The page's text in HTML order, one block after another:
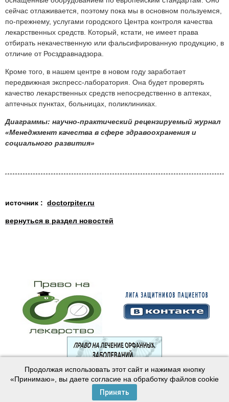
сейчас отлаживается, поэтому пока мы в основном пользуемся,
по-прежнему, услугами городского Центра контроля качества
лекарственных средств. Который, кстати, не имеет права
отбирать некачественную или фальсифированную продукцию, в
отличие от Росздравнадзора.
Кроме того, в нашем центре в новом году заработает
передвижная экспресс-лаборатория. Она будет проверять
качество лекарственных средств непосредственно в аптеках,
аптечных пунктах, больницах, поликлиниках.
Диаграммы: научно-практический рецензируемый журнал
«Менеджмент качества в сфере здравоохранения и
социального развития»
источник : doctorpiter.ru
вернуться в раздел новостей
© 2003—2024 Лига защитников пациентов
Создание сайта — Интернет-студияМайер
Продолжая использовать этот сайт и нажимая кнопку
«Принимаю», вы даете согласие на обработку файлов cookie
Принять